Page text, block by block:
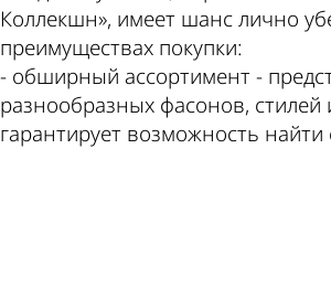
Коллекшн», имеет шанс лично
преимуществах покупки:
- обширный ассортимент -
разнообразных фасонов, стилей
гарантирует возможность найти